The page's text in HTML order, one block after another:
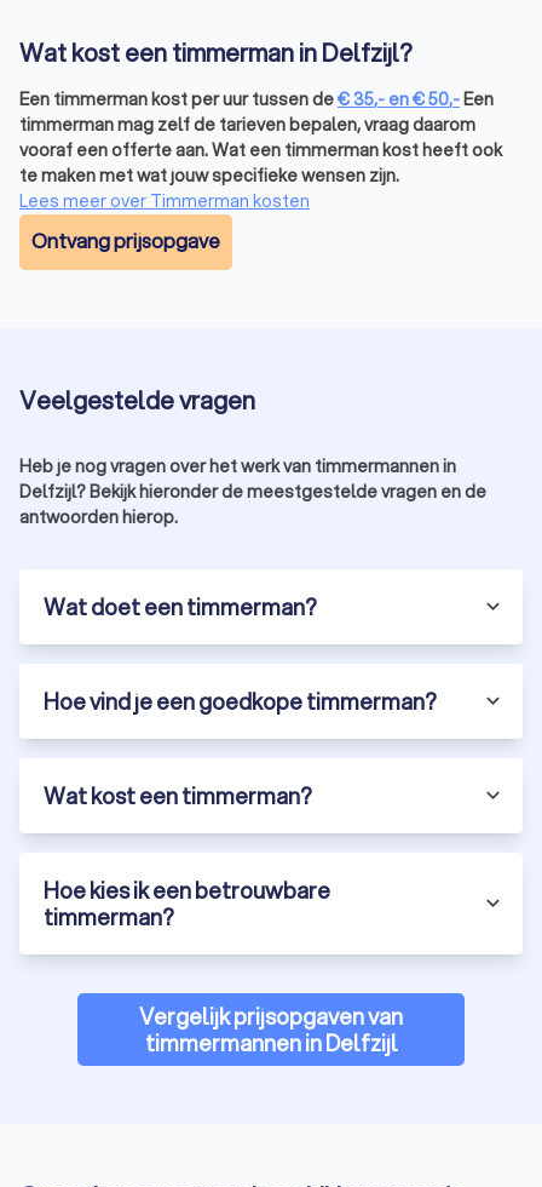
vernieuwen van bestaande constructies.
Het type timmerman uit Delfzijl dat je kiest, hangt af van jouw
specifieke klus en wensen.
Waarom via Trustoo een timmerman zoeken
in Delfzijl?
Via Trustoo vind je eenvoudig een timmerman uit Delfzijl die
past bij jouw wensen. Enkele voordelen:
Gratis offertes:vergelijk snel prijzen van meerdere
timmermannen.
bouwspecialisten.
Timmerman nodig? Bij Trustoo hebben we de top 10 beste
timmermannen uit Delfzijl geselecteerd met een gemiddelde
Trustoo-score van 8.8. Begin vandaag nog met het vinden van
Wat kost een timmerman in Delfzijl?
Een timmerman kost per uur tussen de€35,- en€50,-Een
timmerman mag zelf de tarieven bepalen, vraag daarom
vooraf een offerte aan. Wat een timmerman kost heeft ook
te maken met wat jouw specifieke wensen zijn.
Lees meer over Timmerman kosten
Ontvang prijsopgave
Veelgestelde vragen
Heb je nog vragen over het werk van timmermannen in
Delfzijl? Bekijk hieronder de meestgestelde vragen en de
antwoorden hierop.
Wat doet een timmerman?
Hoe vind je een goedkope timmerman?
Wat kost een timmerman?
Hoe kies ik een betrouwbare
timmerman?
Vergelijk prijsopgaven van
timmermannen in Delfzijl